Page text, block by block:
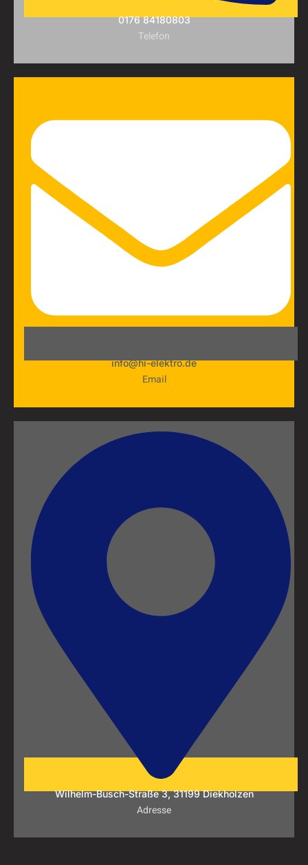
0176 84180803
Telefon
info@hi-elektro.de
Email
Wilhelm-Busch-Straße 3, 31199 Diekholzen
Adresse